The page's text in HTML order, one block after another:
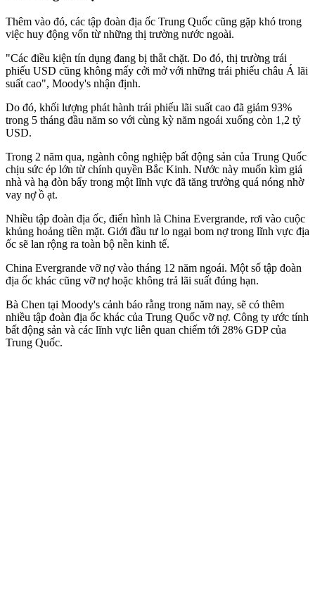
Thêm vào đó, các tập đoàn địa ốc Trung Quốc cũng gặp khó trong
việc huy động vốn từ những thị trường nước ngoài.
"Các điều kiện tín dụng đang bị thắt chặt. Do đó, thị trường trái
phiếu USD cũng không mấy cởi mở với những trái phiếu châu Á lãi
suất cao", Moody's nhận định.
Do đó, khối lượng phát hành trái phiếu lãi suất cao đã giảm 93%
trong 5 tháng đầu năm so với cùng kỳ năm ngoái xuống còn 1,2 tỷ
USD.
Trong 2 năm qua, ngành công nghiệp bất động sản của Trung Quốc
chịu sức ép lớn từ chính quyền Bắc Kinh. Nước này muốn kìm giá
nhà và hạ đòn bẩy trong một lĩnh vực đã tăng trưởng quá nóng nhờ
vay nợ ồ ạt.
Nhiều tập đoàn địa ốc, điển hình là China Evergrande, rơi vào cuộc
khủng hoảng tiền mặt. Giới đầu tư lo ngại bom nợ trong lĩnh vực địa
ốc sẽ lan rộng ra toàn bộ nền kinh tế.
China Evergrande vỡ nợ vào tháng 12 năm ngoái. Một số tập đoàn
địa ốc khác cũng vỡ nợ hoặc không trả lãi suất đúng hạn.
Bà Chen tại Moody's cảnh báo rằng trong năm nay, sẽ có thêm
nhiều tập đoàn địa ốc khác của Trung Quốc vỡ nợ. Công ty ước tính
bất động sản và các lĩnh vực liên quan chiếm tới 28% GDP của
Trung Quốc.